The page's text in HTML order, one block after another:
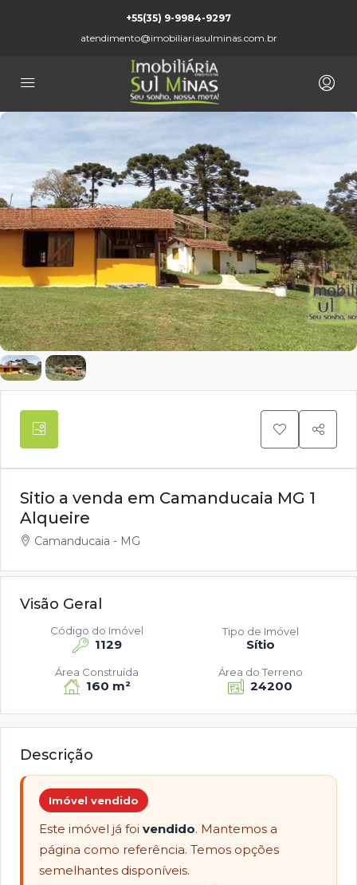
+55(35) 9-9984-9297
atendimento@imobiliariasulminas.com.br
Sitio a venda em Camanducaia MG 1
Alqueire
Camanducaia - MG
Visão Geral
1129
Código do Imóvel
Sítio
Tipo de Imóvel
160 m²
Área Construída
24200
Área do Terreno
Descrição
Imóvel vendido
Este imóvel já foi vendido. Mantemos a
página como referência. Temos opções
semelhantes disponíveis.